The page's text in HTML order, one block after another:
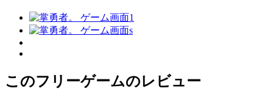
このフリーゲームのレビュー